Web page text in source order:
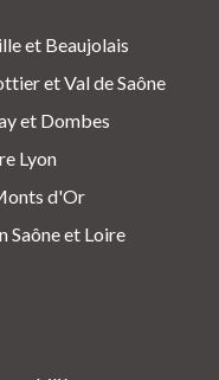
et Beaujolais
et Val de Saône
et Dombes
Lyon
d'Or
Saône et Loire